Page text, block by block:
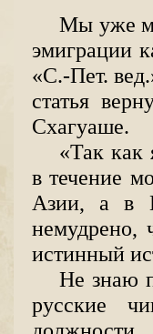
Мы уже
эмиграции
«С.-Пет.
статья
Схагуаше.
«Так
в течение
Азии, а в
немудрено,
истинный
Не знаю
русские